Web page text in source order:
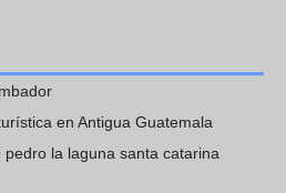
en Antigua Guatemala
la laguna santa catarina